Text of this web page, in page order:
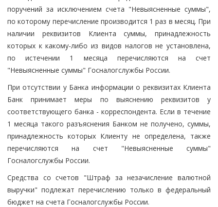
поручений за исключением счета "Невыясненные суммы",
по которому перечисление производится 1 раз в месяц. При
наличии реквизитов Клиента суммы, принадлежность
которых к какому-либо из видов налогов не установлена,
по истечении 1 месяца перечисляются на счет
"Невыясненные суммы" Госналогслужбы России.
При отсутствии у Банка информации о реквизитах Клиента
Банк принимает меры по выяснению реквизитов у
соответствующего банка - корреспондента. Если в течение
1 месяца такого разъяснения Банком не получено, суммы,
принадлежность которых Клиенту не определена, также
перечисляются на счет "Невыясненные суммы"
Госналогслужбы России.
Средства со счетов "Штраф за незачисление валютной
выручки" подлежат перечислению только в федеральный
бюджет на счета Госналогслужбы России.